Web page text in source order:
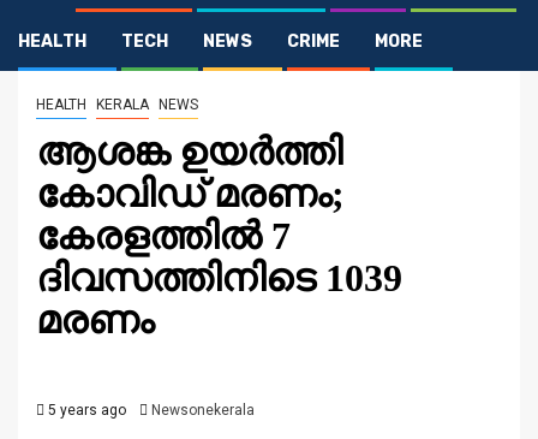
HEALTH TECH NEWS CRIME MORE
ആശങ്ക ഉയർത്തി കോവിഡ് മരണം; കേരളത്തിൽ 7 ദിവസത്തിനിടെ
1039 മരണം
HEALTH KERALA NEWS
ആശങ്ക ഉയർത്തി
കോവിഡ് മരണം;
കേരളത്തിൽ 7
ദിവസത്തിനിടെ 1039
മരണം
5 years ago Newsonekerala